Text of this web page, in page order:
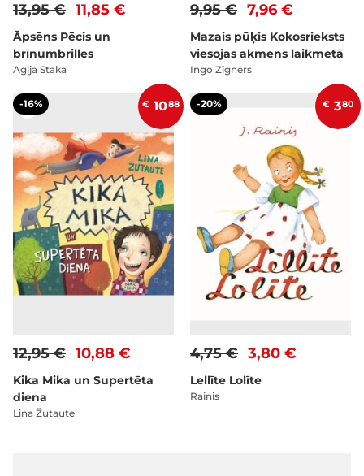
11,85 €
13,95 €
Āpsēns Pēcis un
brīnumbrilles
Agija Staka
7,96 €
9,95 €
Mazais pūķis Kokosrieksts
viesojas akmens laikmetā
Ingo Zīgners
-16% € 1088
10,88 €
12,95 €
Kika Mika un Supertēta
diena
Lina Žutaute
-20% € 380
3,80 €
4,75 €
Lellīte Lolīte
Rainis